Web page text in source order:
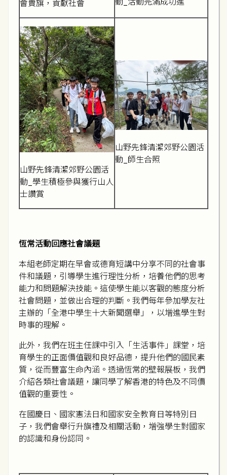
會賣旗，貢獻社會
山野先鋒清潔郊野公園活
動_學生積極參與獲行山人
士讚賞
山野先鋒清潔郊野公園活
動_師生合照
恆常活動回應社會議題
本組老師定期在早會或德育短講中分享不同的社會事
件和議題，引導學生進行理性分析，培養他們的思考
能力和問題解決技能。這使學生能以客觀的態度分析
社會問題，並做出合理的判斷。我們每年參加學友社
主辦的「全港中學生十大新聞選舉」，以增進學生對
時事的理解。
此外，我們在班主任課中引入「生活事件」課堂，培
育學生的正面價值觀和良好品德，提升他們的國民素
質，從而豐富生命內涵。透過恆常的壁報展板，我們
介紹各類社會議題，讓同學了解香港的特色及不同價
值觀的重要性。
在國慶日、國家憲法日和國家安全教育日等特別日
子，我們會舉行升旗禮及相關活動，增強學生對國家
的認識和身份認同。